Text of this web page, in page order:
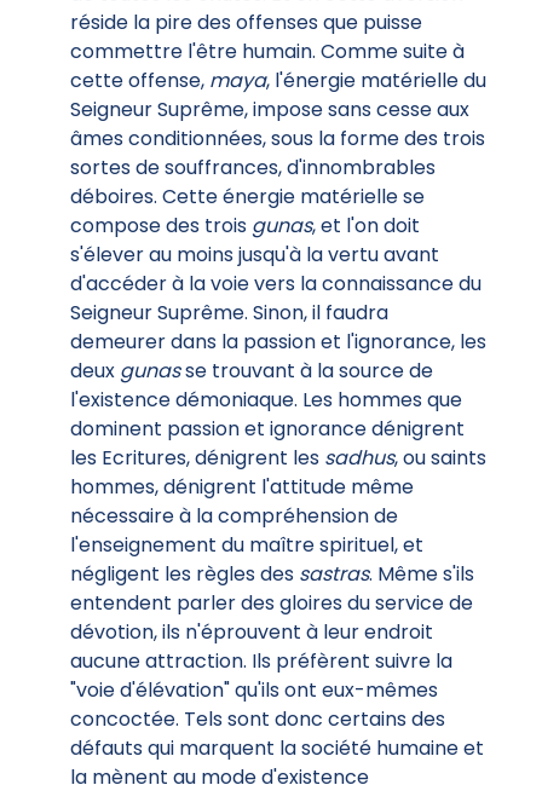
réside la pire des offenses que puisse
commettre l'être humain. Comme suite à
cette offense, maya, l'énergie matérielle du
Seigneur Suprême, impose sans cesse aux
âmes conditionnées, sous la forme des trois
sortes de souffrances, d'innombrables
déboires. Cette énergie matérielle se
compose des trois gunas, et l'on doit
s'élever au moins jusqu'à la vertu avant
d'accéder à la voie vers la connaissance du
Seigneur Suprême. Sinon, il faudra
demeurer dans la passion et l'ignorance, les
deux gunasse trouvant à la source de
l'existence démoniaque. Les hommes que
dominent passion et ignorance dénigrent
les Ecritures, dénigrent les sadhus, ou saints
hommes, dénigrent l'attitude même
nécessaire à la compréhension de
l'enseignement du maître spirituel, et
négligent les règles des sastras. Même s'ils
entendent parler des gloires du service de
dévotion, ils n'éprouvent à leur endroit
aucune attraction. Ils préfèrent suivre la
"voie d'élévation" qu'ils ont eux-mêmes
concoctée. Tels sont donc certains des
défauts qui marquent la société humaine et
la mènent au mode d'existence